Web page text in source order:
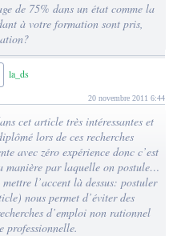
de 75% dans un état comme la
à votre formation sont pris,
la_ds
20 novembre 2011 6:44
cet article très intéressantes et
lors de ces recherches
avec zéro expérience donc c’est
manière par laquelle on postule…
l’accent là dessus: postuler
nous permet d’éviter des
d’emploi non rationnel
professionnelle.